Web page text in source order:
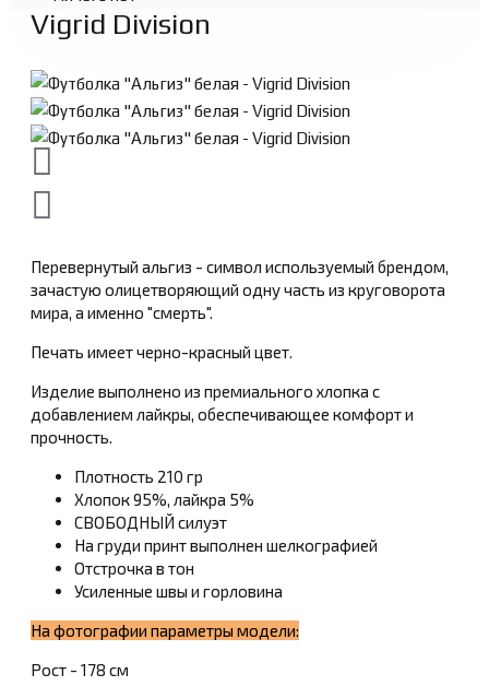
Vigrid Division
Перевернутый альгиз - символ используемый брендом,
зачастую олицетворяющий одну часть из круговорота
мира, а именно "смерть".
Печать имеет черно-красный цвет.
Изделие выполнено из премиального хлопка с
добавлением лайкры, обеспечивающее комфорт и
прочность.
Плотность 210 гр
Хлопок 95%, лайкра 5%
СВОБОДНЫЙ силуэт
На груди принт выполнен шелкографией
Отстрочка в тон
Усиленные швы и горловина
На фотографии параметры модели:
Рост - 178 см